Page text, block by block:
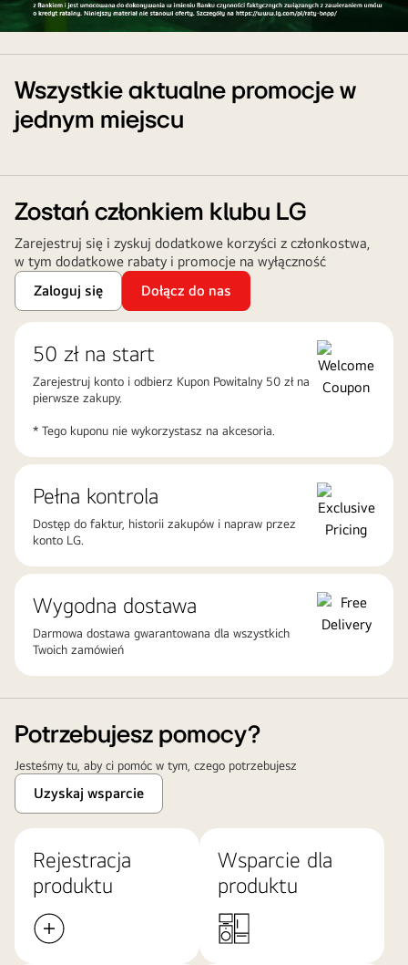
ratami
0%
Paribas
Wszystkie aktualne promocje w
jednym miejscu
Zostań członkiem klubu LG
Zarejestruj się i zyskuj dodatkowe korzyści z członkostwa,
w tym dodatkowe rabaty i promocje na wyłączność
Zaloguj się
Dołącz do nas
50 zł na start
Zarejestruj konto i odbierz Kupon Powitalny 50 zł na
pierwsze zakupy.
* Tego kuponu nie wykorzystasz na akcesoria.
Pełna kontrola
Dostęp do faktur, historii zakupów i napraw przez
konto LG.
Wygodna dostawa
Darmowa dostawa gwarantowana dla wszystkich
Twoich zamówień
Potrzebujesz pomocy?
Jesteśmy tu, aby ci pomóc w tym, czego potrzebujesz
Uzyskaj wsparcie
Rejestracja
produktu
Wsparcie dla
produktu